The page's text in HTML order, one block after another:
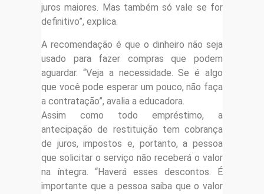
juros maiores. Mas também só vale se for
definitivo”, explica.
A recomendação é que o dinheiro não seja
usado para fazer compras que podem
aguardar. “Veja a necessidade. Se é algo
que você pode esperar um pouco, não faça
a contratação”, avalia a educadora.
Assim como todo empréstimo, a
antecipação de restituição tem cobrança
de juros, impostos e, portanto, a pessoa
que solicitar o serviço não receberá o valor
na íntegra. “Haverá esses descontos. É
importante que a pessoa saiba que o valor